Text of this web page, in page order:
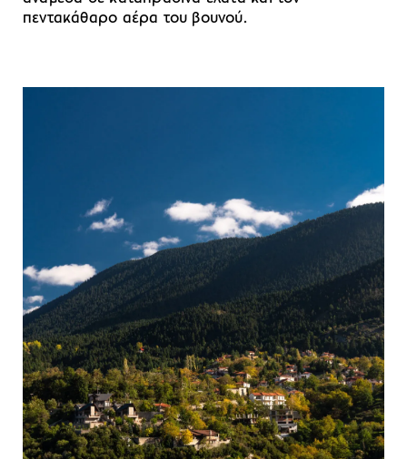
πεντακάθαρο αέρα του βουνού.